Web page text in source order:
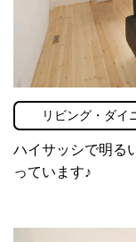
リビング・ダイ
ハイサッシで明る
っています♪